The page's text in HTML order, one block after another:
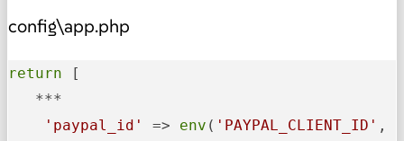
config\app.php
return [
***
'paypal_id'
=> env ( 'PAYPAL_CLIENT_ID' ,